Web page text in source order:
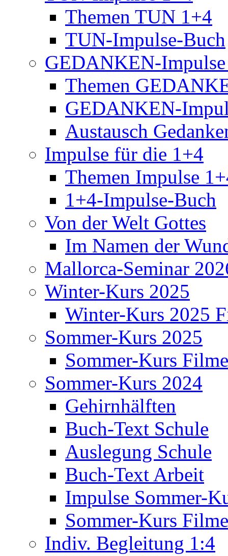
Themen TUN 1+4
TUN-Impulse-Buch
GEDANKEN-
Themen
GEDANKEN-
Austausch
Impulse für die 1+4
Themen Impulse
1+4-Impulse-Buch
Von der Welt Gottes
Im Namen der
Mallorca-Seminar
Winter-Kurs 2025
Winter-Kurs 2025
Sommer-Kurs 2025
Sommer-Kurs Filme
Sommer-Kurs 2024
Gehirnhälften
Buch-Text Schule
Auslegung Schule
Buch-Text Arbeit
Impulse Sommer-
Sommer-Kurs Filme
Indiv. Begleitung 1:4